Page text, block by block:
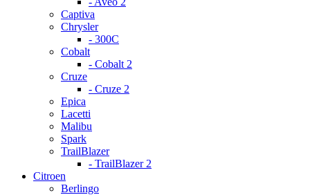
Captiva
Chrysler
- 300С
Cobalt
- Cobalt 2
Cruze
- Cruze 2
Epica
Lacetti
Malibu
Spark
TrailBlazer
- TrailBlazer 2
Citroen
Berlingo